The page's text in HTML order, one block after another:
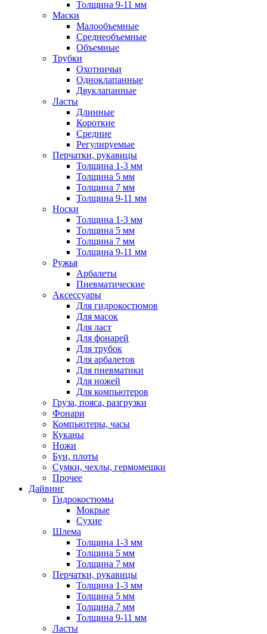
Толщина 9-11 мм
Маски
Малообъемные
Среднеобъемные
Объемные
Трубки
Охотничьи
Одноклапанные
Двуклапанные
Ласты
Длинные
Короткие
Средние
Регулируемые
Перчатки, рукавицы
Толщина 1-3 мм
Толщина 5 мм
Толщина 7 мм
Толщина 9-11 мм
Носки
Толщина 1-3 мм
Толщина 5 мм
Толщина 7 мм
Толщина 9-11 мм
Ружья
Арбалеты
Пневматические
Аксессуары
Для гидрокостюмов
Для масок
Для ласт
Для фонарей
Для трубок
Для арбалетов
Для пневматики
Для ножей
Для компьютеров
Груза, пояса, разгрузки
Фонари
Компьютеры, часы
Куканы
Ножи
Буи, плоты
Сумки, чехлы, гермомешки
Прочее
Дайвинг
Гидрокостюмы
Мокрые
Сухие
Шлема
Толщина 1-3 мм
Толщина 5 мм
Толщина 7 мм
Перчатки, рукавицы
Толщина 1-3 мм
Толщина 5 мм
Толщина 7 мм
Толщина 9-11 мм
Ласты